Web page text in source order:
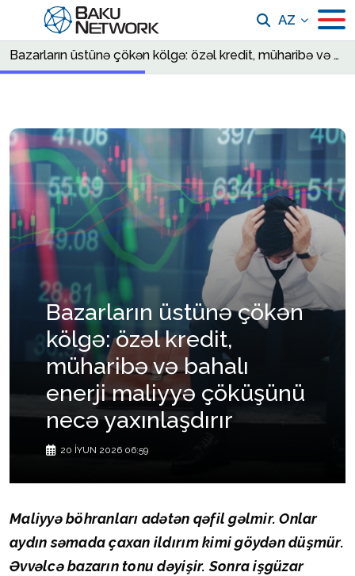
AZ
Bazarların üstünə çökən kölgə: özəl kredit, müharibə və bahalı enerji maliyyə çöküşünü necə yaxınlaşdırır
Bazarların üstünə çökən
kölgə: özəl kredit,
müharibə və bahalı
enerji maliyyə çöküşünü
necə yaxınlaşdırır
20 İYUN 2026 06:59
Maliyyə böhranları adətən qəfil gəlmir. Onlar
aydın səmada çaxan ildırım kimi göydən düşmür.
Əvvəlcə bazarın tonu dəyişir. Sonra işgüzar